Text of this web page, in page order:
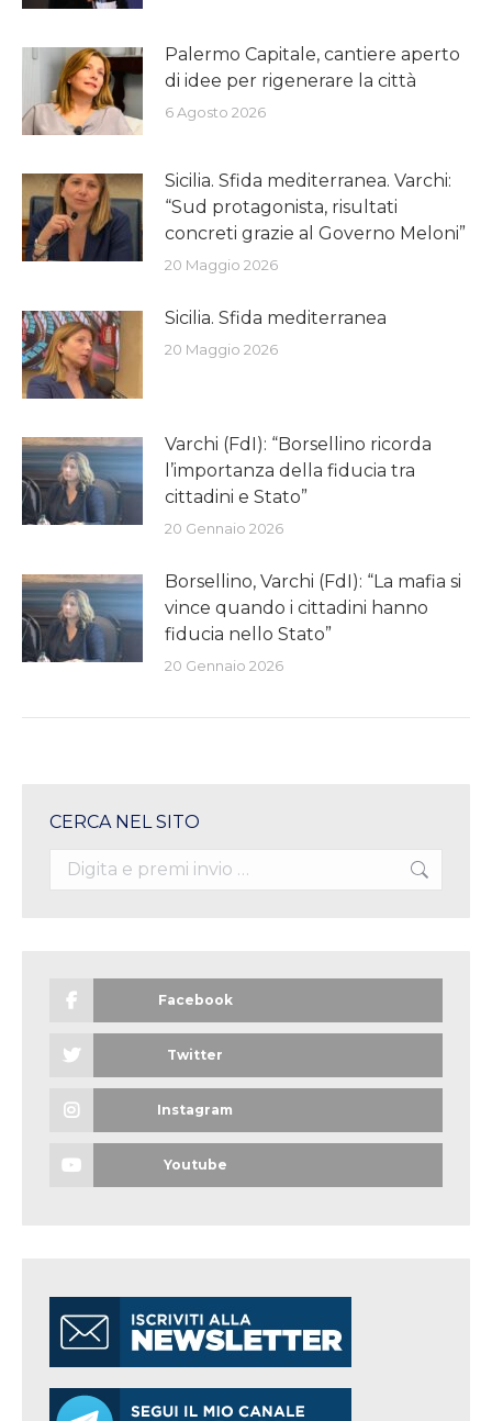
Palermo Capitale, cantiere aperto
di idee per rigenerare la città
6 Agosto 2026
Sicilia. Sfida mediterranea. Varchi:
“Sud protagonista, risultati
concreti grazie al Governo Meloni”
20 Maggio 2026
Sicilia. Sfida mediterranea
20 Maggio 2026
Varchi (FdI): “Borsellino ricorda
l’importanza della fiducia tra
cittadini e Stato”
20 Gennaio 2026
Borsellino, Varchi (FdI): “La mafia si
vince quando i cittadini hanno
fiducia nello Stato”
20 Gennaio 2026
CERCA NEL SITO
Search:
Facebook
Twitter
Instagram
Youtube